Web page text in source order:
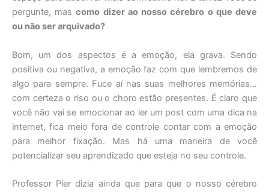
pergunte, mascomo dizer ao nosso cérebro o que deve
ou não ser arquivado?
Bom, um dos aspectos é a emoção, ela grava. Sendo
positiva ou negativa, a emoção faz com que lembremos de
algo para sempre. Fuce aí nas suas melhores memórias…
com certeza o riso ou o choro estão presentes. É claro que
você não vai se emocionar ao ler um post com uma dica na
internet, fica meio fora de controle contar com a emoção
para melhor fixação. Mas há uma maneira de você
potencializar seu aprendizado que esteja no seu controle.
Professor Pier dizia ainda que para que o nosso cérebro